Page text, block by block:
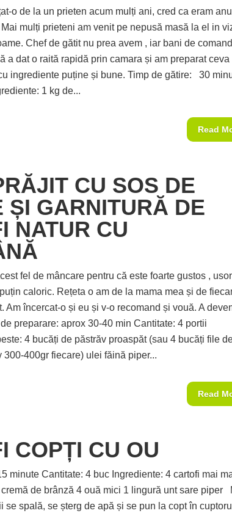
o de la un prieten acum mulți ani, cred ca eram
mulți prieteni am venit pe nepusă masă la el in
Chef de gătit nu prea avem , iar bani de
a dat o raită rapidă prin camara și am preparat ceva
ingrediente puține și bune. Timp de gătire: 30
1 kg de...
Read
CU SOS DE
ȘI GARNITURĂ DE
NATUR CU
fel de mâncare pentru că este foarte gustos ,
caloric. Rețeta o am de la mama mea și de
Am încercat-o și eu și v-o recomand și vouă. A
preparare: aprox 30-40 min Cantitate: 4 portii
4 bucăți de păstrăv proaspăt (sau 4 bucăți file
300-400gr fiecare) ulei făină piper...
Read
COPȚI CU OU
minute Cantitate: 4 buc Ingrediente: 4 cartofi mai
de brânză 4 ouă mici 1 lingură unt sare piper
se spală, se șterg de apă și se pun la copt în cuptorul